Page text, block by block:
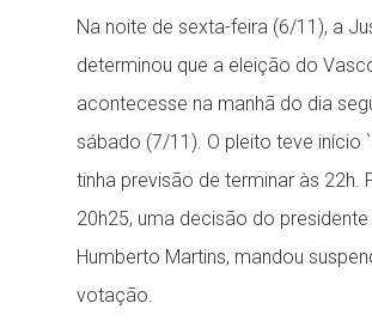
Na noite de sexta-feira (6/11), a
determinou que a eleição do
acontecesse na manhã do dia
sábado (7/11). O pleito teve início
tinha previsão de terminar às 22h.
20h25, uma decisão do presidente
Humberto Martins, mandou
votação.